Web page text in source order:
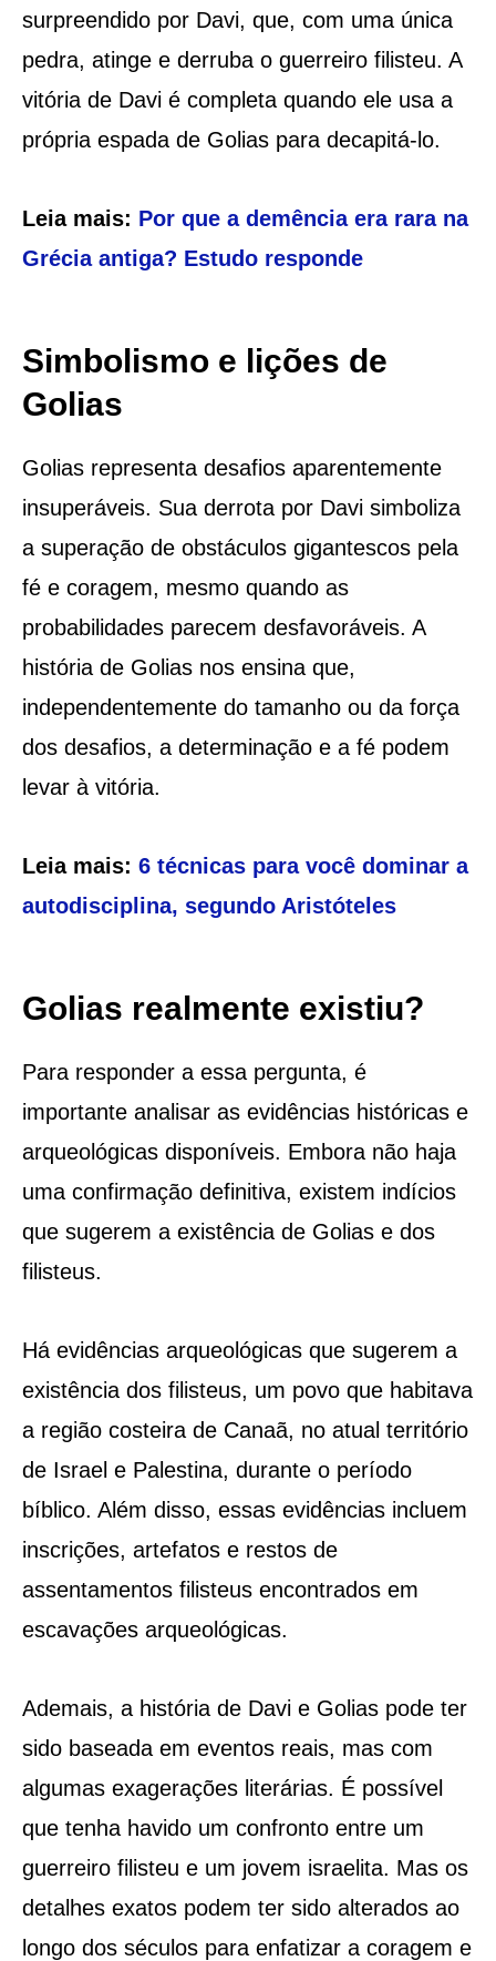
surpreendido por Davi, que, com uma única
pedra, atinge e derruba o guerreiro filisteu. A
vitória de Davi é completa quando ele usa a
própria espada de Golias para decapitá-lo.
Leia mais: Por que a demência era rara na
Grécia antiga? Estudo responde
Simbolismo e lições de
Golias
Golias representa desafios aparentemente
insuperáveis. Sua derrota por Davi simboliza
a superação de obstáculos gigantescos pela
fé e coragem, mesmo quando as
probabilidades parecem desfavoráveis. A
história de Golias nos ensina que,
independentemente do tamanho ou da força
dos desafios, a determinação e a fé podem
levar à vitória.
Leia mais: 6 técnicas para você dominar a
autodisciplina, segundo Aristóteles
Golias realmente existiu?
Para responder a essa pergunta, é
importante analisar as evidências históricas e
arqueológicas disponíveis. Embora não haja
uma confirmação definitiva, existem indícios
que sugerem a existência de Golias e dos
filisteus.
Há evidências arqueológicas que sugerem a
existência dos filisteus, um povo que habitava
a região costeira de Canaã, no atual território
de Israel e Palestina, durante o período
bíblico. Além disso, essas evidências incluem
inscrições, artefatos e restos de
assentamentos filisteus encontrados em
escavações arqueológicas.
Ademais, a história de Davi e Golias pode ter
sido baseada em eventos reais, mas com
algumas exagerações literárias. É possível
que tenha havido um confronto entre um
guerreiro filisteu e um jovem israelita. Mas os
detalhes exatos podem ter sido alterados ao
longo dos séculos para enfatizar a coragem e